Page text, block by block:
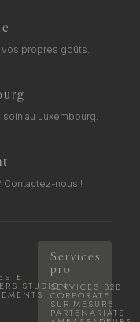
propres goûts.
au Luxembourg.
Contactez-nous !
STUDION
Services
pro
SERVICES B2B
CORPORATE
SUR-MESURE
PARTENARIATS